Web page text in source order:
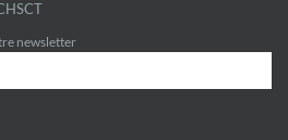
newsletter